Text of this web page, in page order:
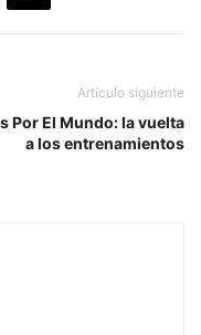
Artículo siguiente
Por El Mundo: la vuelta
a los entrenamientos